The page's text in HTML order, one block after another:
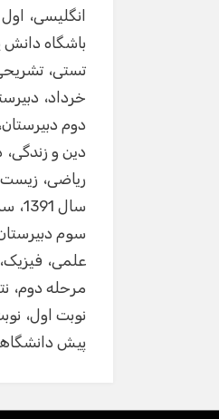
انگلیسی
باشگاه دانش
تستی
خرداد
دوم دبیرستان
دین و زندگی
ریاضی زیست
سال 1391
سوم
علمی فیزیک
مرحله دوم
نوبت اول
پیش